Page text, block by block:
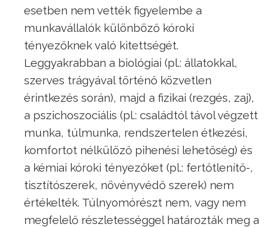
esetben nem vették figyelembe a
munkavállalók különböző kóroki
tényezőknek való kitettségét.
Leggyakrabban a biológiai (pl.: állatokkal,
szerves trágyával történő közvetlen
érintkezés során), majd a fizikai (rezgés, zaj),
a pszichoszociális (pl.: családtól távol végzett
munka, túlmunka, rendszertelen étkezési,
komfortot nélkülöző pihenési lehetőség) és
a kémiai kóroki tényezőket (pl.: fertőtlenítő-,
tisztítószerek, növényvédő szerek) nem
értékelték. Túlnyomórészt nem, vagy nem
megfelelő részletességgel határozták meg a